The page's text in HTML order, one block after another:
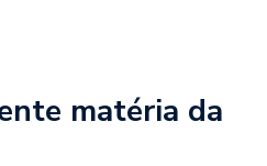
matéria da